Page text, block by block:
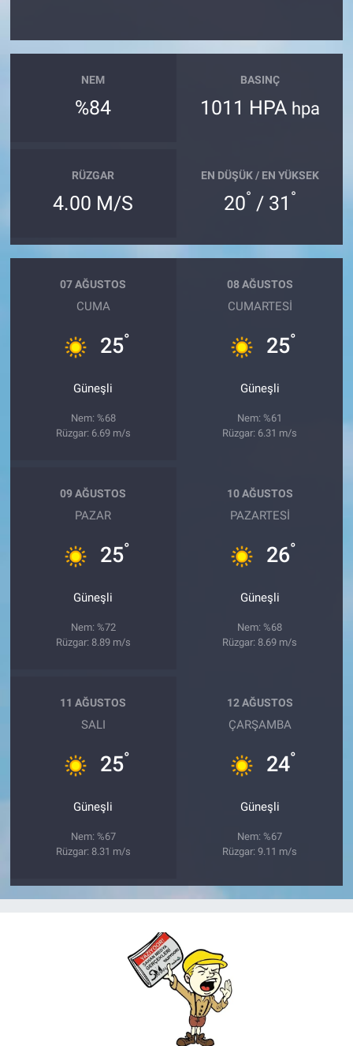
NEM
%84
BASINÇ
1011 HPA hpa
RÜZGAR
4.00 M/S
EN DÜŞÜK / EN YÜKSEK
20° / 31 °
07 AĞUSTOS
CUMA
25°
Güneşli
Nem: %68
Rüzgar: 6.69 m/s
08 AĞUSTOS
CUMARTESI
25°
Güneşli
Nem: %61
Rüzgar: 6.31 m/s
09 AĞUSTOS
PAZAR
25°
Güneşli
Nem: %72
Rüzgar: 8.89 m/s
10 AĞUSTOS
PAZARTESI
26°
Güneşli
Nem: %68
Rüzgar: 8.69 m/s
11 AĞUSTOS
SALI
25°
Güneşli
Nem: %67
Rüzgar: 8.31 m/s
12 AĞUSTOS
ÇARŞAMBA
24°
Güneşli
Nem: %67
Rüzgar: 9.11 m/s